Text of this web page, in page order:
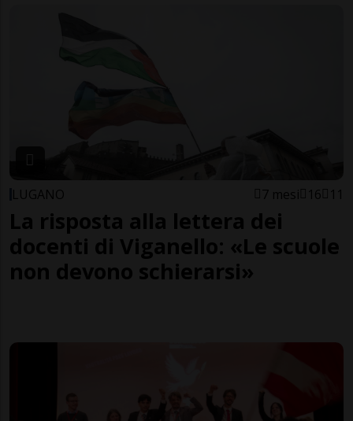
LUGANO 7 mesi 16 11
La risposta alla lettera dei
docenti di Viganello: «Le scuole
non devono schierarsi»